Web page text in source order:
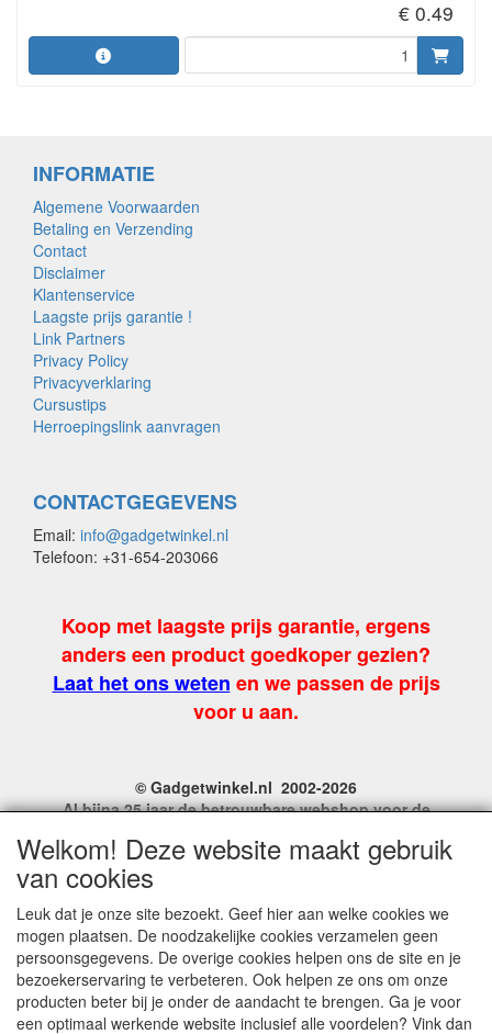
€ 0.49
INFORMATIE
Algemene Voorwaarden
Betaling en Verzending
Contact
Disclaimer
Klantenservice
Laagste prijs garantie !
Link Partners
Privacy Policy
Privacyverklaring
Cursustips
Herroepingslink aanvragen
CONTACTGEGEVENS
Email: info@gadgetwinkel.nl
Telefoon: +31-654-203066
Koop met laagste prijs garantie, ergens
anders een product goedkoper gezien?
Laat het ons weten en we passen de prijs
voor u aan.
© Gadgetwinkel.nl 2002-2026
Al bijna 25 jaar de betrouwbare webshop voor de
Site Name, Ownership and Design Copyright by
another website, or otherwise copied or reproduced without
our explicit written permission.
For more information on this site please contact:
webmaster@gadgetwinkel.nl
KvK No. 14060358
Welkom! Deze website maakt gebruik
van cookies
Leuk dat je onze site bezoekt. Geef hier aan welke cookies we
mogen plaatsen. De noodzakelijke cookies verzamelen geen
persoonsgegevens. De overige cookies helpen ons de site en je
bezoekerservaring te verbeteren. Ook helpen ze ons om onze
producten beter bij je onder de aandacht te brengen. Ga je voor
een optimaal werkende website inclusief alle voordelen? Vink dan